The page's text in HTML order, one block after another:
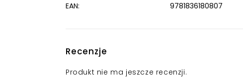
EAN:
9781836180807
Recenzje
Produkt nie ma jeszcze recenzji.